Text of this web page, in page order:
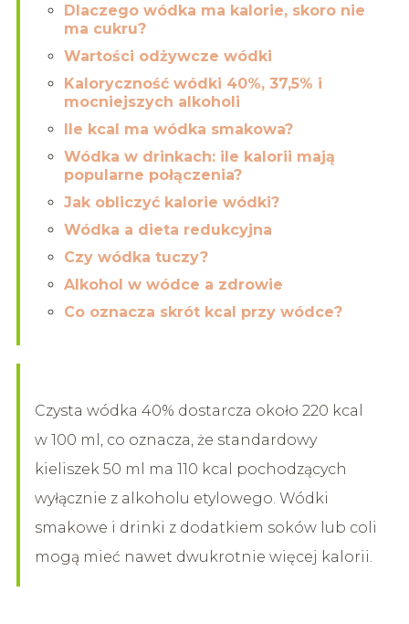
Dlaczego wódka ma kalorie, skoro nie
ma cukru?
Wartości odżywcze wódki
Kaloryczność wódki 40%, 37,5% i
mocniejszych alkoholi
Ile kcal ma wódka smakowa?
Wódka w drinkach: ile kalorii mają
popularne połączenia?
Jak obliczyć kalorie wódki?
Wódka a dieta redukcyjna
Czy wódka tuczy?
Alkohol w wódce a zdrowie
Co oznacza skrót kcal przy wódce?
Czysta wódka 40% dostarcza około 220 kcal
w 100 ml, co oznacza, że standardowy
kieliszek 50 ml ma 110 kcal pochodzących
wyłącznie z alkoholu etylowego. Wódki
smakowe i drinki z dodatkiem soków lub coli
mogą mieć nawet dwukrotnie więcej kalorii.